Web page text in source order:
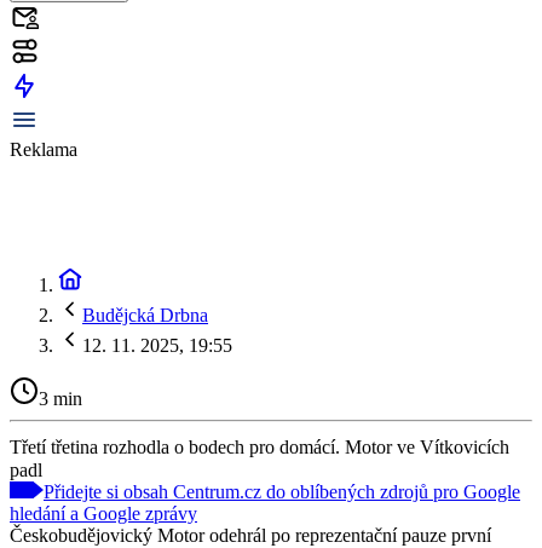
Reklama
Budějcká Drbna
12. 11. 2025, 19:55
3 min
Třetí třetina rozhodla o bodech pro domácí. Motor ve Vítkovicích
padl
Přidejte si obsah Centrum.cz do oblíbených zdrojů pro Google
hledání a Google zprávy
Českobudějovický Motor odehrál po reprezentační pauze první